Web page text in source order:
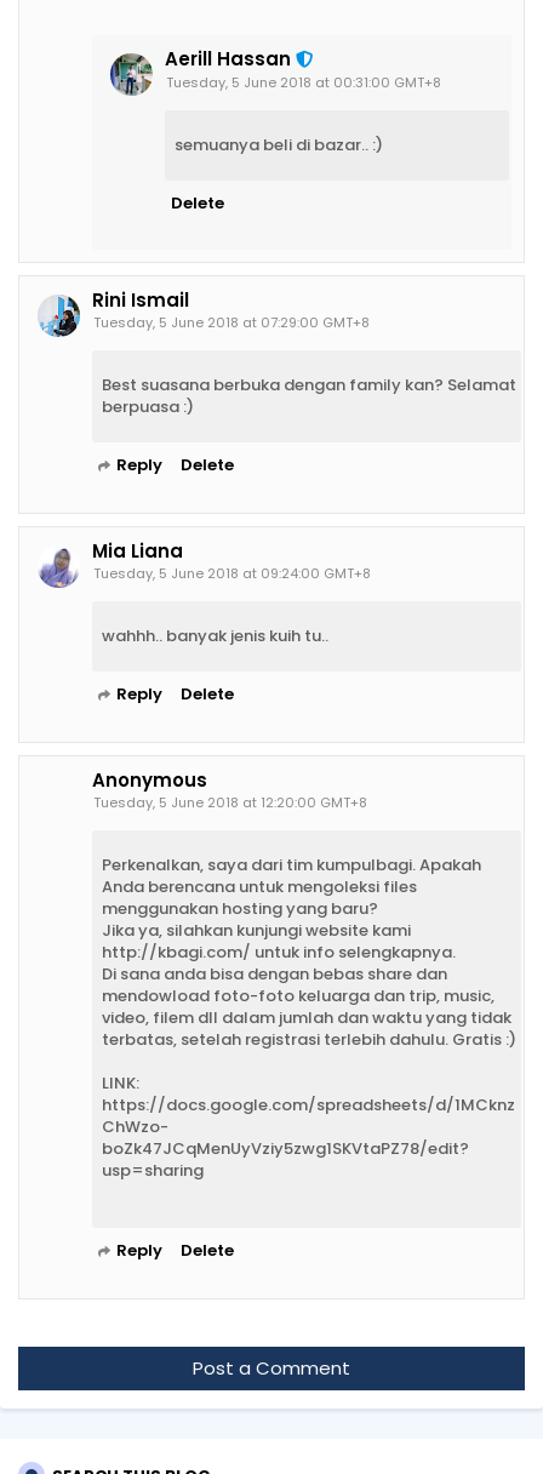
Aerill Hassan
Tuesday, 5 June 2018 at 00:31:00 GMT+8
semuanya beli di bazar.. :)
Delete
Rini Ismail
Tuesday, 5 June 2018 at 07:29:00 GMT+8
Best suasana berbuka dengan family kan? Selamat
berpuasa :)
Reply Delete
Mia Liana
Tuesday, 5 June 2018 at 09:24:00 GMT+8
wahhh.. banyak jenis kuih tu..
Reply Delete
Anonymous
Tuesday, 5 June 2018 at 12:20:00 GMT+8
Perkenalkan, saya dari tim kumpulbagi. Apakah
Anda berencana untuk mengoleksi files
menggunakan hosting yang baru?
Jika ya, silahkan kunjungi website kami
http://kbagi.com/ untuk info selengkapnya.
Di sana anda bisa dengan bebas share dan
mendowload foto-foto keluarga dan trip, music,
video, filem dll dalam jumlah dan waktu yang tidak
terbatas, setelah registrasi terlebih dahulu. Gratis :)
LINK:
https://docs.google.com/spreadsheets/d/1MCknz
ChWzo-
boZk47JCqMenUyVziy5zwg1SKVtaPZ78/edit?
usp=sharing
Reply Delete
Post a Comment